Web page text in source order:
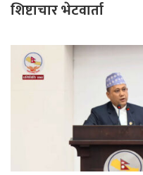
शिष्टाचार भेटवार्ता